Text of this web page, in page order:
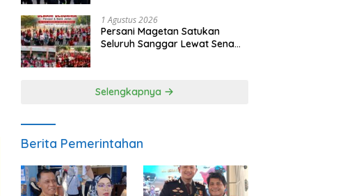
1 Agustus 2026
Persani Magetan Satukan
Seluruh Sanggar Lewat Senam
Selengkapnya
Berita Pemerintahan